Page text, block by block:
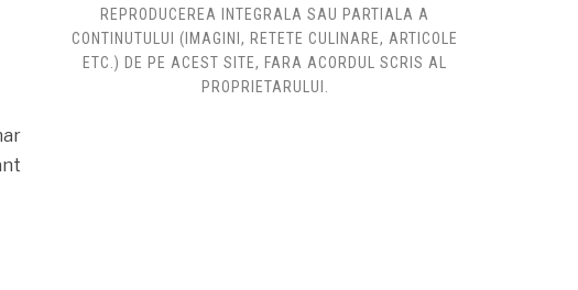
REPRODUCEREA INTEGRALA SAU PARTIALA A
CONTINUTULUI (IMAGINI, RETETE CULINARE, ARTICOLE
ETC.) DE PE ACEST SITE, FARA ACORDUL SCRIS AL
PROPRIETARULUI.